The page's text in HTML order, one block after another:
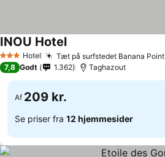
3 StjernerHotel Tæt på surfstedet Banana Point
INOU Hotel
7,8 Godt 1.362 Taghazout
Af 209 kr.
Se priser fra 12 hjemmesider